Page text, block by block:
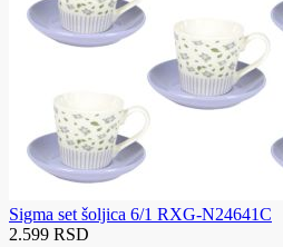
Sigma set šoljica 6/1 RXG-N24641C
2.599 RSD